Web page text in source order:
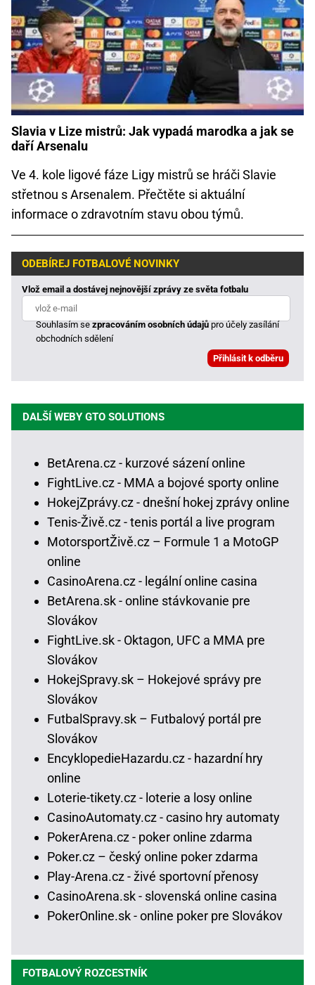
Slavia v Lize mistrů: Jak vypadá marodka a jak se
daří Arsenalu
Ve 4. kole ligové fáze Ligy mistrů se hráči Slavie
střetnou s Arsenalem. Přečtěte si aktuální
informace o zdravotním stavu obou týmů.
ODEBÍREJ FOTBALOVÉ NOVINKY
Vlož email a dostávej nejnovější zprávy ze světa fotbalu
Souhlasím sezpracováním osobních údajůpro účely zasílání
obchodních sdělení
DALŠÍ WEBY GTO SOLUTIONS
BetArena.cz - kurzové sázení online
FightLive.cz - MMA a bojové sporty online
HokejZprávy.cz - dnešní hokej zprávy online
Tenis-Živě.cz - tenis portál a live program
MotorsportŽivě.cz – Formule 1 a MotoGP
online
CasinoArena.cz - legální online casina
BetArena.sk - online stávkovanie pre
Slovákov
FightLive.sk - Oktagon, UFC a MMA pre
Slovákov
HokejSpravy.sk – Hokejové správy pre
Slovákov
FutbalSpravy.sk – Futbalový portál pre
Slovákov
EncyklopedieHazardu.cz - hazardní hry
online
Loterie-tikety.cz - loterie a losy online
CasinoAutomaty.cz - casino hry automaty
PokerArena.cz - poker online zdarma
Poker.cz – český online poker zdarma
Play-Arena.cz - živé sportovní přenosy
CasinoArena.sk - slovenská online casina
PokerOnline.sk - online poker pre Slovákov
FOTBALOVÝ ROZCESTNÍK